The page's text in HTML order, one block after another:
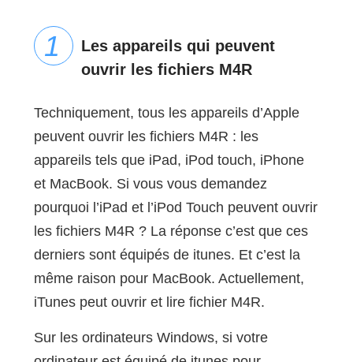
Les appareils qui peuvent
ouvrir les fichiers M4R
Techniquement, tous les appareils d’Apple
peuvent ouvrir les fichiers M4R : les
appareils tels que iPad, iPod touch, iPhone
et MacBook. Si vous vous demandez
pourquoi l’iPad et l’iPod Touch peuvent ouvrir
les fichiers M4R ? La réponse c’est que ces
derniers sont équipés de itunes. Et c’est la
même raison pour MacBook. Actuellement,
iTunes peut ouvrir et lire fichier M4R.
Sur les ordinateurs Windows, si votre